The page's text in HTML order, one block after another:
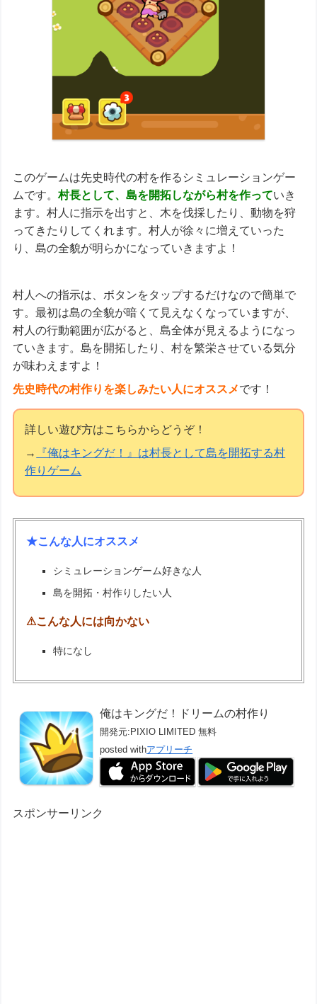
このゲームは先史時代の村を作るシミュレーションゲー
ムです。村長として、島を開拓しながら村を作っていき
ます。村人に指示を出すと、木を伐採したり、動物を狩
ってきたりしてくれます。村人が徐々に増えていった
り、島の全貌が明らかになっていきますよ！
村人への指示は、ボタンをタップするだけなので簡単で
す。最初は島の全貌が暗くて見えなくなっていますが、
村人の行動範囲が広がると、島全体が見えるようになっ
ていきます。島を開拓したり、村を繁栄させている気分
が味わえますよ！
先史時代の村作りを楽しみたい人にオススメです！
詳しい遊び方はこちらからどうぞ！
→
『俺はキングだ！』は村長として島を開拓する村
作りゲーム
★こんな人にオススメ
シミュレーションゲーム好きな人
島を開拓・村作りしたい人
⚠こんな人には向かない
特になし
俺はキングだ！ドリームの村作り
開発元:PIXIO LIMITED 無料
posted withアプリーチ
スポンサーリンク